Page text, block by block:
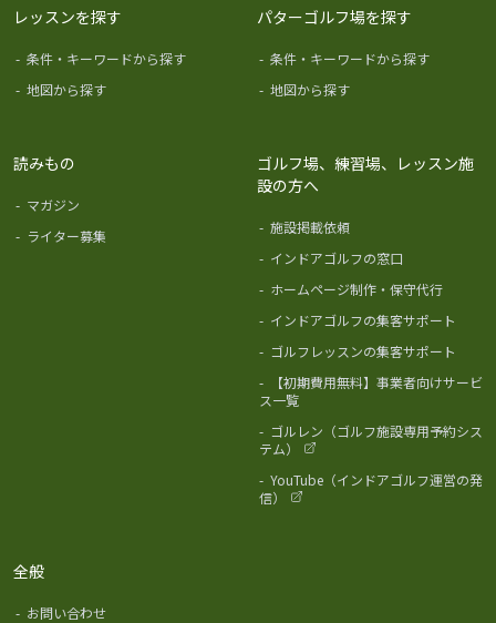
レッスンを探す
- 条件・キーワードから探す
- 地図から探す
パターゴルフ場を探す
- 条件・キーワードから探す
- 地図から探す
読みもの
- マガジン
- ライター募集
ゴルフ場、練習場、レッスン施
設の方へ
- 施設掲載依頼
- インドアゴルフの窓口
- ホームページ制作・保守代行
- インドアゴルフの集客サポート
- ゴルフレッスンの集客サポート
-
【初期費用無料】事業者向けサービ
ス一覧
- ゴルレン（ゴルフ施設専用予約シス
テム）
- YouTube（インドアゴルフ運営の発
信）
全般
- お問い合わせ